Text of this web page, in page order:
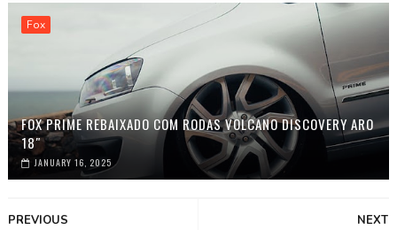
Fox
FOX PRIME REBAIXADO COM RODAS VOLCANO DISCOVERY ARO
18″
JANUARY 16, 2025
NEXT
PREVIOUS